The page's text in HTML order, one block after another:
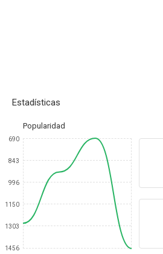
Estadísticas
Popularidad
690
843
996
1150
1303
1456